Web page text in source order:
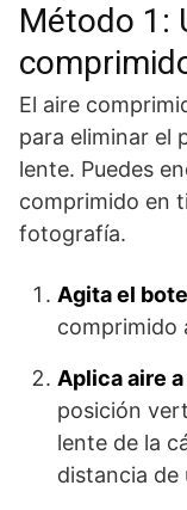
Método 1:
El aire
para eliminar el
lente. Puedes
comprimido en
fotografía.
Agita el
comprimido
Aplica aire
posición
lente de la
distancia de